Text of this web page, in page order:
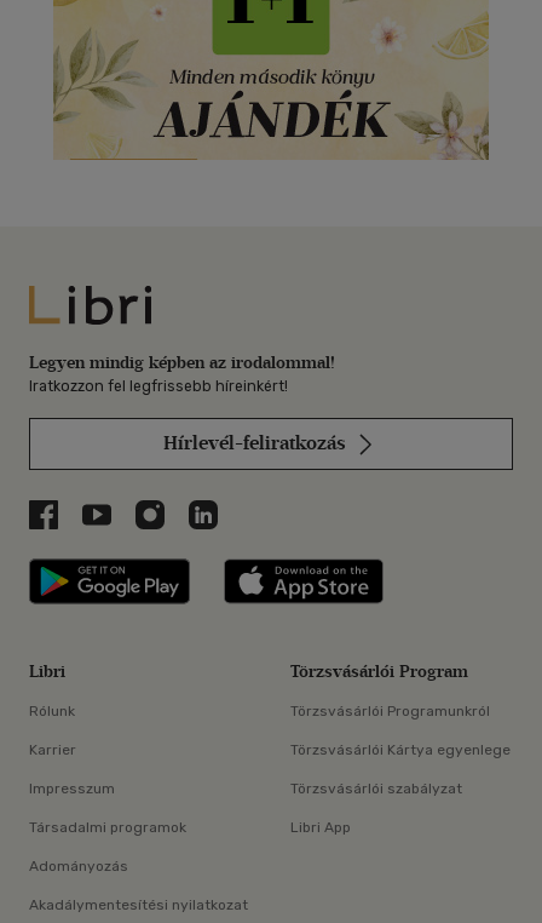
Libri
Legyen mindig képben az irodalommal!
Iratkozzon fel legfrissebb híreinkért!
Hírlevél-feliratkozás
Libri a Facebookon
Libri a Youtube-on
Libri az Instagramon
Libri a LinkedInen
Libri applikáció Szerezd meg: Google
Libri
Rólunk
Karrier
Impresszum
Társadalmi programok
Adományozás
Akadálymentesítési nyilatkozat
Törzsvásárlói Program
Törzsvásárlói Programunkról
Törzsvásárlói Kártya egyenlege
Törzsvásárlói szabályzat
Libri App